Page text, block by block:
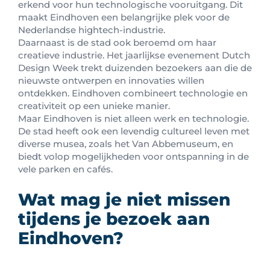
erkend voor hun technologische vooruitgang. Dit
maakt Eindhoven een belangrijke plek voor de
Nederlandse hightech-industrie.
Daarnaast is de stad ook beroemd om haar
creatieve industrie. Het jaarlijkse evenement Dutch
Design Week trekt duizenden bezoekers aan die de
nieuwste ontwerpen en innovaties willen
ontdekken. Eindhoven combineert technologie en
creativiteit op een unieke manier.
Maar Eindhoven is niet alleen werk en technologie.
De stad heeft ook een levendig cultureel leven met
diverse musea, zoals het Van Abbemuseum, en
biedt volop mogelijkheden voor ontspanning in de
vele parken en cafés.
Wat mag je niet missen
tijdens je bezoek aan
Eindhoven?